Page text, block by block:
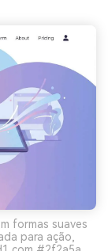
formas suaves
para ação,